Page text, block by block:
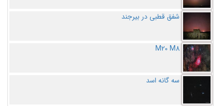
شفق قطبی در بیرجند
M20 M8
سه گانه اسد